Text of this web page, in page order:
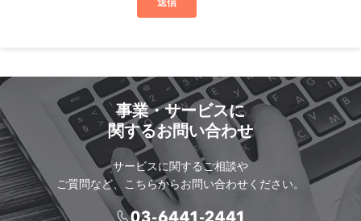
事業・サービスに
関するお問い合わせ
サービスに関するご相談や
ご質問など、こちらからお問い合わせください。